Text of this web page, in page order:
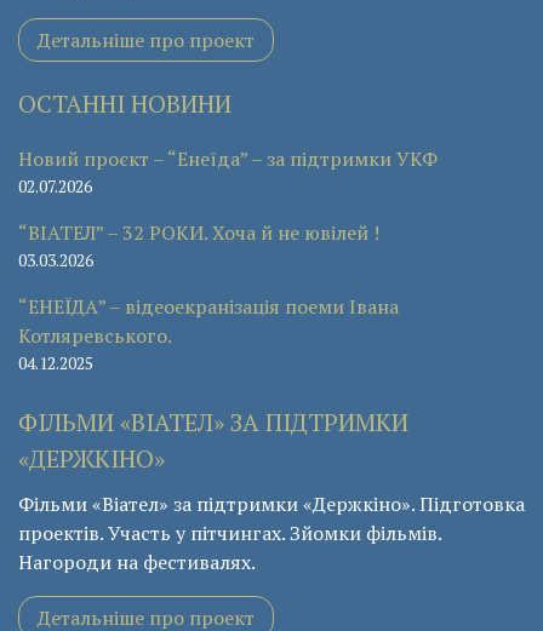
Детальніше про проект
ОСТАННІ НОВИНИ
Новий проєкт – “Енеїда” – за підтримки УКФ
02.07.2026
“ВІАТЕЛ” – 32 РОКИ. Хоча й не ювілей !
03.03.2026
“ЕНЕЇДА” – відеоекранізація поеми Івана
Котляревського.
04.12.2025
ФІЛЬМИ «ВІАТЕЛ» ЗА ПІДТРИМКИ
«ДЕРЖКІНО»
Фільми «Віател» за підтримки «Держкіно». Підготовка
проектів. Участь у пітчингах. Зйомки фільмів.
Нагороди на фестивалях.
Детальніше про проект